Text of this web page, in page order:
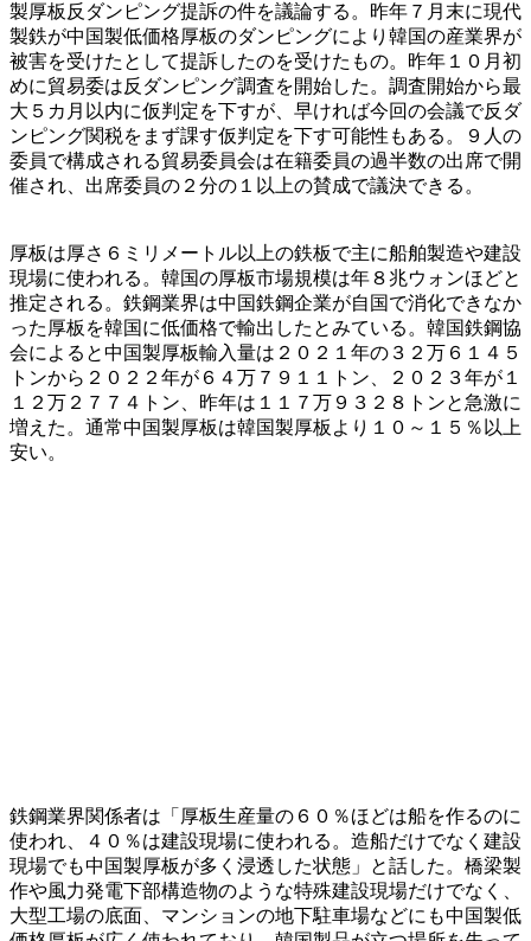
製厚板反ダンピング提訴の件を議論する。昨年７月末に現代
製鉄が中国製低価格厚板のダンピングにより韓国の産業界が
被害を受けたとして提訴したのを受けたもの。昨年１０月初
めに貿易委は反ダンピング調査を開始した。調査開始から最
大５カ月以内に仮判定を下すが、早ければ今回の会議で反ダ
ンピング関税をまず課す仮判定を下す可能性もある。９人の
委員で構成される貿易委員会は在籍委員の過半数の出席で開
催され、出席委員の２分の１以上の賛成で議決できる。
厚板は厚さ６ミリメートル以上の鉄板で主に船舶製造や建設
現場に使われる。韓国の厚板市場規模は年８兆ウォンほどと
推定される。鉄鋼業界は中国鉄鋼企業が自国で消化できなか
った厚板を韓国に低価格で輸出したとみている。韓国鉄鋼協
会によると中国製厚板輸入量は２０２１年の３２万６１４５
トンから２０２２年が６４万７９１１トン、２０２３年が１
１２万２７７４トン、昨年は１１７万９３２８トンと急激に
増えた。通常中国製厚板は韓国製厚板より１０～１５％以上
安い。
鉄鋼業界関係者は「厚板生産量の６０％ほどは船を作るのに
使われ、４０％は建設現場に使われる。造船だけでなく建設
現場でも中国製厚板が多く浸透した状態」と話した。橋梁製
作や風力発電下部構造物のような特殊建設現場だけでなく、
大型工場の底面、マンションの地下駐車場などにも中国製低